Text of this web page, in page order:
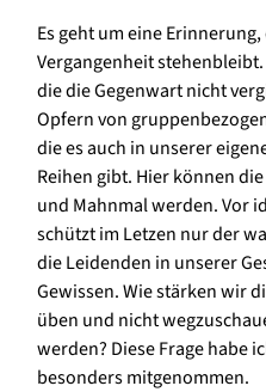
Es geht um eine
Vergangenheit
die die Gegenwart nicht
Opfern von
die es auch in unserer
Reihen gibt. Hier können
und Mahnmal werden. Vor
schützt im Letzen nur der
die Leidenden in unserer
Gewissen. Wie stärken wir
üben und nicht
werden? Diese Frage habe
besonders mitgenommen.